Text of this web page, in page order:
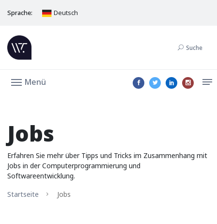
Sprache: Deutsch
Suche
Menü
Jobs
Erfahren Sie mehr über Tipps und Tricks im Zusammenhang mit
Jobs in der Computerprogrammierung und
Softwareentwicklung.
Startseite
Jobs